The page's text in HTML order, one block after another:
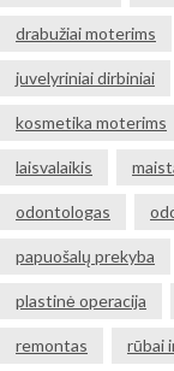
drabužiai moterims
juvelyriniai dirbiniai
kosmetika moterims
laisvalaikis
odontologas
papuošalų prekyba
plastinė operacija
remontas rūbai